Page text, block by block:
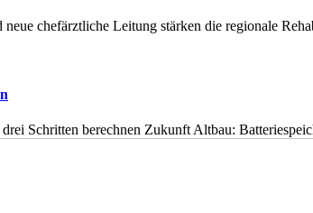
neue chefärztliche Leitung stärken die regionale
Schritten berechnen Zukunft Altbau: